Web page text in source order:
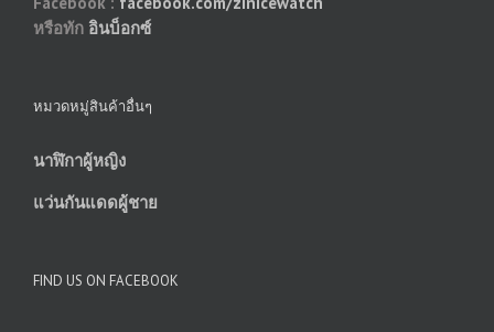
หรือทัก อินบ็อกซ์
หมวดหมู่สินค้าอื่นๆ
นาฬิกาผู้หญิง
แว่นกันแดดผู้ชาย
FIND US ON FACEBOOK